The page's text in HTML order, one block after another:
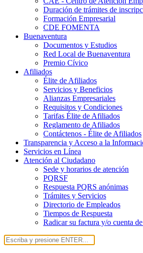
Duración de trámites de
Formación Empresarial
CDE FOMENTA
Buenaventura
Documentos y Estudios
Red Local de Buenaventura
Premio Cívico
Afiliados
Élite de Afiliados
Servicios y Beneficios
Alianzas Empresariales
Requisitos y Condiciones
Tarifas Élite de Afiliados
Reglamento de Afiliados
Contáctenos - Élite de Afiliados
Transparencia y Acceso a la
Servicios en Línea
Atención al Ciudadano
Sede y horarios de atención
PQRSF
Respuesta PQRS anónimas
Trámites y Servicios
Directorio de Empleados
Tiempos de Respuesta
Radicar su factura y/o cuenta